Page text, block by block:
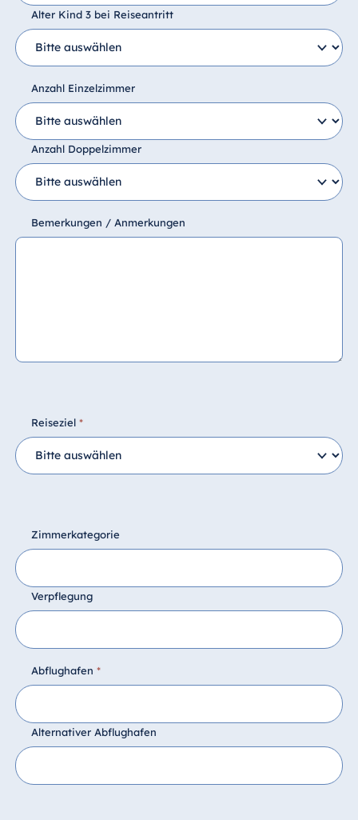
Alter Kind 3 bei Reiseantritt
Anzahl Einzelzimmer
Anzahl Doppelzimmer
Bemerkungen / Anmerkungen
Reiseziel *
Zimmerkategorie
Verpflegung
Abflughafen *
Alternativer Abflughafen